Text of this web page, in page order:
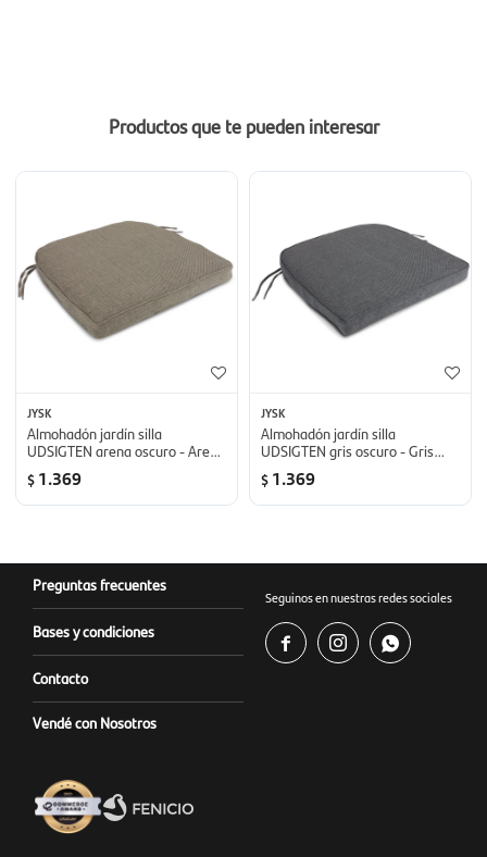
Productos que te pueden interesar
JYSK
Almohadón jardín silla
UDSIGTEN arena oscuro - Arena
oscuro
$ 1.369
JYSK
Almohadón jardín silla
UDSIGTEN gris oscuro - Gris
oscuro
$ 1.369
Preguntas frecuentes
Bases y condiciones
Contacto
Vendé con Nosotros
Seguinos en nuestras redes sociales
  